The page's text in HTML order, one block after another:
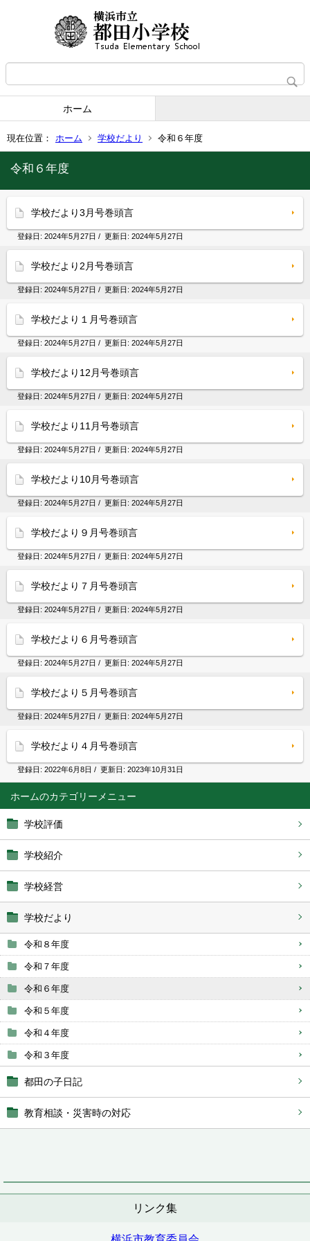
ホーム
現在位置： ホーム 学校だより 令和６年度
ホーム
学校評価
学校紹介
学校経営
学校だより
令和８年度
令和７年度
令和６年度
令和５年度
令和４年度
令和３年度
都田の子日記
教育相談・災害時の対応
リンク集
令和６年度
学校だより3月号巻頭言
登録日: 2024年5月27日 / 更新日: 2024年5月27日
学校だより2月号巻頭言
登録日: 2024年5月27日 / 更新日: 2024年5月27日
学校だより１月号巻頭言
登録日: 2024年5月27日 / 更新日: 2024年5月27日
学校だより12月号巻頭言
登録日: 2024年5月27日 / 更新日: 2024年5月27日
学校だより11月号巻頭言
登録日: 2024年5月27日 / 更新日: 2024年5月27日
学校だより10月号巻頭言
登録日: 2024年5月27日 / 更新日: 2024年5月27日
学校だより９月号巻頭言
登録日: 2024年5月27日 / 更新日: 2024年5月27日
学校だより７月号巻頭言
登録日: 2024年5月27日 / 更新日: 2024年5月27日
学校だより６月号巻頭言
登録日: 2024年5月27日 / 更新日: 2024年5月27日
学校だより５月号巻頭言
登録日: 2024年5月27日 / 更新日: 2024年5月27日
学校だより４月号巻頭言
登録日: 2022年6月8日 / 更新日: 2023年10月31日